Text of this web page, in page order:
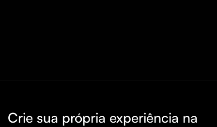
Crie sua própria experiência na